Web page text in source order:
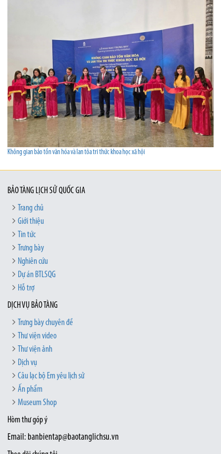
Không gian bảo tồn văn hóa và lan tỏa tri thức khoa học xã hội
BẢO TÀNG LỊCH SỬ QUỐC GIA
Trang chủ
Giới thiệu
Tin tức
Trưng bày
Nghiên cứu
Dự án BTLSQG
Hỗ trợ
DỊCH VỤ BẢO TÀNG
Trưng bày chuyên đề
Thư viện video
Thư viện ảnh
Dịch vụ
Câu lạc bộ Em yêu lịch sử
Ấn phẩm
Museum Shop
Hòm thư góp ý
Email: banbientap@baotanglichsu.vn